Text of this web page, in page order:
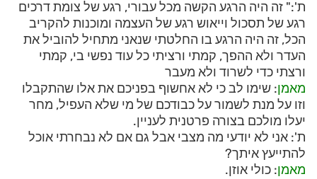
ת':" זה היה הרגע הקשה מכל עבורי, רגע של צומת דרכים
רגע של תסכול וייאוש רגע של העצמה ומוכנות להקריב
הכל, זה היה הרגע בו החלטתי שנאני מתחיל להוביל את
העדר ולא ההפך, קמתי ורציתי כל עוד נפשי בי, קמתי
ורצתי כדי לשרוד ולא מעבר
מאמן: שימו לב כי לא אחשוף בפניכם את אלו שהתקבלו
וזו על מנת לשמור על כבודכם של מי שלא העפיל, מחר
יעלו מולכם בצורה פרטנית לעניין.
ת': אני לא יודעי מה מצבי אבל גם אם לא נבחרתי אוכל
להתייעץ איתך?
מאמן: כולי אוזן.